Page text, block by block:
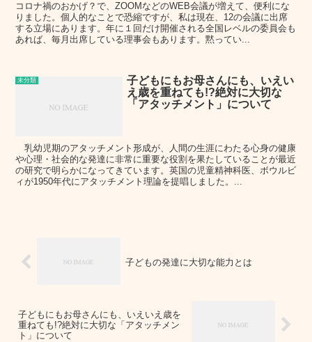
コロナ禍のおかげ？で、ZOOMなどのWEB会議が増えて、便利にな
りました。個人的なことで恐縮ですが、私は現在、12の会議に出席
する立場にあります。年に１回だけ開催される全国レベルの委員会も
あれば、毎月出席している理事会もあります。黙ってい...
未分類
子どもにもお母さんにも、いえい
え歳を重ねても!?絶対に大切な
「アタッチメント」について
乳幼児期のアタッチメント形成が、人間の生涯にわたる心身の健康
や心理・社会的な発達に非常に重要な役割を果たしていることが最近
の研究で明らかになってきています。英国の児童精神科医、ボウルビ
ィが1950年代にアタッチメント理論を提唱しました。...
子どもの発達に大切な能力とは
子どもにもお母さんにも、いえいえ歳を
重ねても!?絶対に大切な「アタッチメン
ト」について